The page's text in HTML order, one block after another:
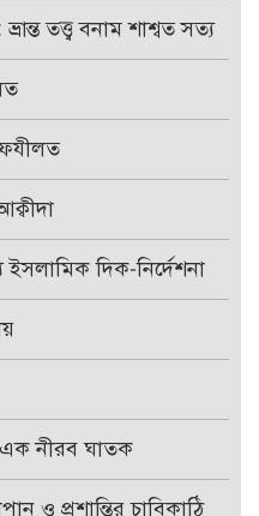
তত্ত্ব বনাম শাশ্বত সত্য
ইসলামিক দিক-নির্দেশনা
নীরব ঘাতক
ও প্রশান্তির চাবিকাঠি